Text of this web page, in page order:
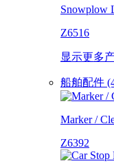
Snowplow
Z6516
显示更多
船舶配件
Marker /
Z6392